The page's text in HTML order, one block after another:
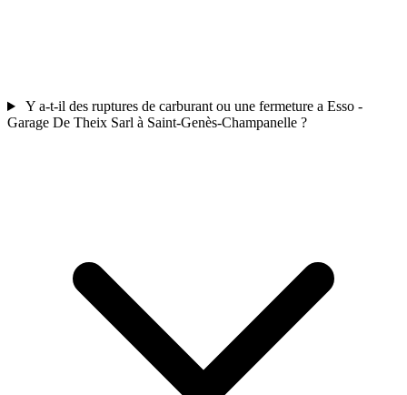
Y a-t-il des ruptures de carburant ou une fermeture a Esso -
Garage De Theix Sarl à Saint-Genès-Champanelle ?